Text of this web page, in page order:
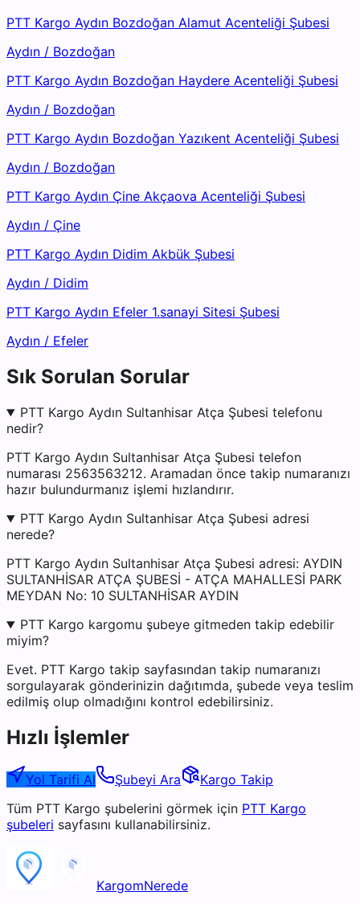
PTT Kargo Aydın Bozdoğan Alamut Acenteliği Şubesi
Aydın / Bozdoğan
PTT Kargo Aydın Bozdoğan Haydere Acenteliği Şubesi
Aydın / Bozdoğan
PTT Kargo Aydın Bozdoğan Yazıkent Acenteliği Şubesi
Aydın / Bozdoğan
PTT Kargo Aydın Çine Akçaova Acenteliği Şubesi
Aydın / Çine
PTT Kargo Aydın Didim Akbük Şubesi
Aydın / Didim
PTT Kargo Aydın Efeler 1.sanayi Sitesi Şubesi
Aydın / Efeler
Sık Sorulan Sorular
PTT Kargo Aydın Sultanhisar Atça Şubesi telefonu
nedir?
PTT Kargo Aydın Sultanhisar Atça Şubesi telefon
numarası 2563563212. Aramadan önce takip numaranızı
hazır bulundurmanız işlemi hızlandırır.
PTT Kargo Aydın Sultanhisar Atça Şubesi adresi
nerede?
PTT Kargo Aydın Sultanhisar Atça Şubesi adresi: AYDIN
SULTANHİSAR ATÇA ŞUBESİ - ATÇA MAHALLESİ PARK
MEYDAN No: 10 SULTANHİSAR AYDIN
PTT Kargo kargomu şubeye gitmeden takip edebilir
miyim?
Evet. PTT Kargo takip sayfasından takip numaranızı
sorgulayarak gönderinizin dağıtımda, şubede veya teslim
edilmiş olup olmadığını kontrol edebilirsiniz.
Hızlı İşlemler
Yol Tarifi Al Şubeyi Ara
Kargo Takip
Tüm PTT Kargo şubelerini görmek için PTT Kargo
şubeleri sayfasını kullanabilirsiniz.
KargomNerede